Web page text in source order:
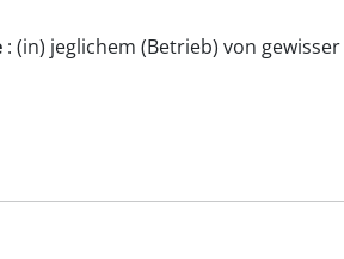
: (in) jeglichem (Betrieb) von